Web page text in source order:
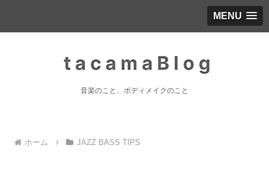
MENU
音楽のこと、ボディメイクのこと
ホーム JAZZ BASS TIPS